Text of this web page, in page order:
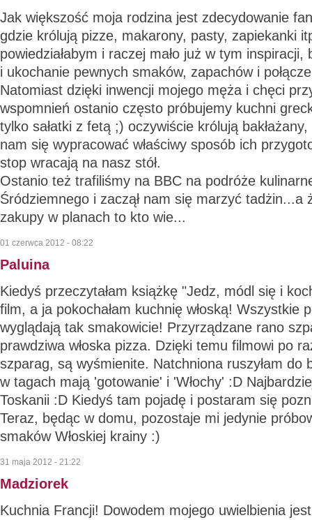
Jak większość moja rodzina jest zdecydowanie
gdzie królują pizze, makarony, pasty, zapiekanki
powiedziałabym i raczej mało już w tym
i ukochanie pewnych smaków, zapachów i
Natomiast dzięki inwencji mojego męża i chęci
wspomnień ostanio często próbujemy kuchni
tylko sałatki z fetą ;) oczywiście królują
nam się wypracować właściwy sposób ich
stop wracają na nasz stół.
Ostanio też trafiliśmy na BBC na podróże
Śródziemnego i zaczął nam się marzyć tadżin...a
zakupy w planach to kto wie...
01 czerwca 2012 - 08:22
Paluina
Kiedyś przeczytałam książkę "Jedz, módl się i
film, a ja pokochałam kuchnię włoską! Wszystkie
wyglądają tak smakowicie! Przyrządzane rano
prawdziwa włoska pizza. Dzięki temu filmowi po
szparag, są wyśmienite. Natchniona ruszyłam do
w tagach mają 'gotowanie' i 'Włochy' :D
Toskanii :D Kiedyś tam pojadę i postaram się
Teraz, będąc w domu, pozostaje mi jedynie
smaków Włoskiej krainy :)
31 maja 2012 - 21:22
Madziorek
Kuchnia Francji! Dowodem mojego uwielbienia